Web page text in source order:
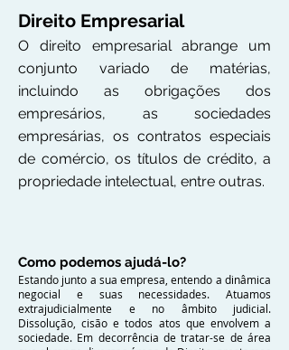
Direito Empresarial
O direito empresarial abrange um
conjunto variado de matérias,
incluindo as obrigações dos
empresários, as sociedades
empresárias, os contratos especiais
de comércio, os títulos de crédito, a
propriedade intelectual, entre outras.
Como podemos ajudá-lo?
Estando junto a sua empresa, entendo a dinâmica
negocial e suas necessidades. Atuamos
extrajudicialmente e no âmbito judicial.
Dissolução, cisão e todos atos que envolvem a
sociedade. Em decorrência de tratar-se de área